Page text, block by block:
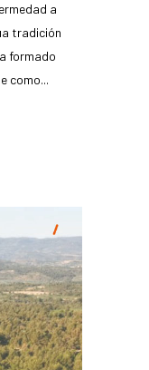
a
tradición
formado
como...